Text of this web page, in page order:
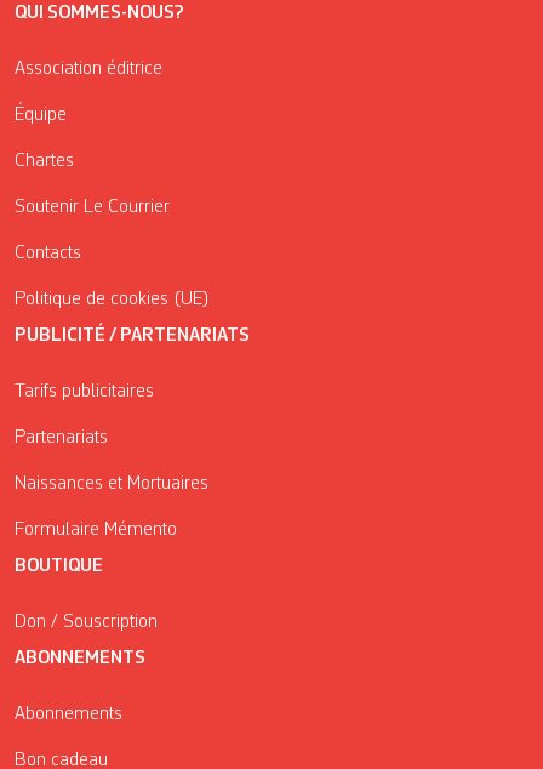
QUI SOMMES-NOUS?
Association éditrice
Équipe
Chartes
Soutenir Le Courrier
Contacts
Politique de cookies (UE)
PUBLICITÉ / PARTENARIATS
Tarifs publicitaires
Partenariats
Naissances et Mortuaires
Formulaire Mémento
BOUTIQUE
Don / Souscription
ABONNEMENTS
Abonnements
Bon cadeau